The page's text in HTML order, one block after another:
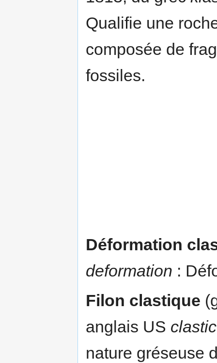
Qualifie une
composée de
fossiles.
Déformation
deformation :
Filon clastique
anglais US
nature gréseuse